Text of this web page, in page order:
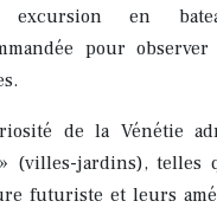
excursion en
pour
de la Vénétie
(villes-jardins), telles
futuriste et leurs